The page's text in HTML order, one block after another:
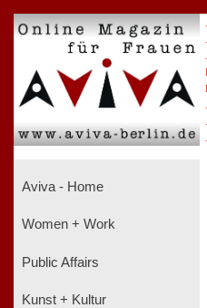
Aviva - Home
Women + Work
Public Affairs
Kunst + Kultur